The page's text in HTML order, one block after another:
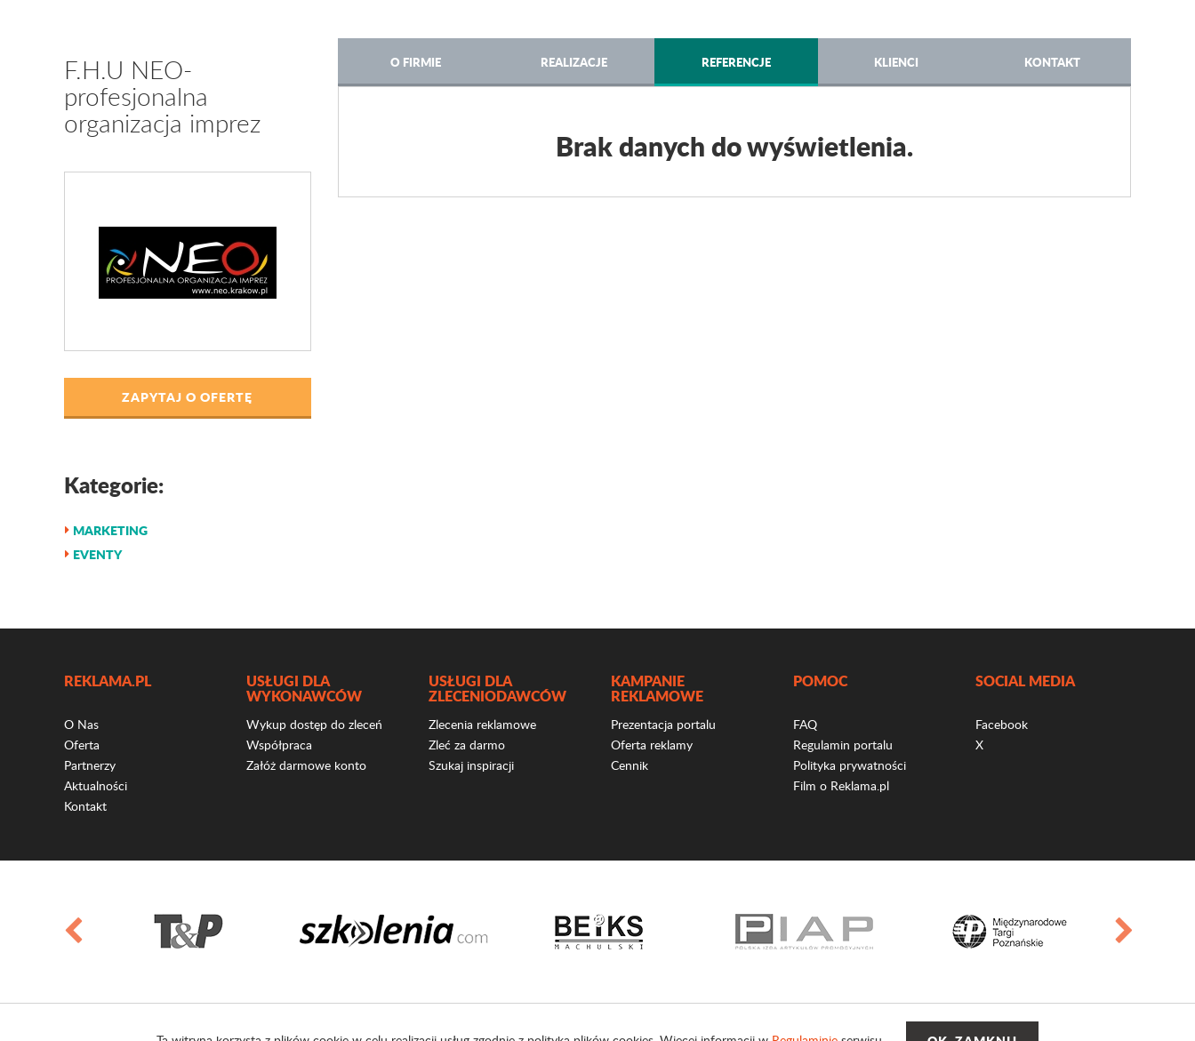
F.H.U NEO-
profesjonalna
organizacja imprez
ZAPYTAJ O OFERTĘ
Kategorie:
MARKETING
EVENTY
O FIRMIE REALIZACJE REFERENCJE KLIENCI KONTAKT
Brak danych do wyświetlenia.
REKLAMA.PL
O Nas
Oferta
Partnerzy
Aktualności
Kontakt
USŁUGI DLA
WYKONAWCÓW
Wykup dostęp do zleceń
Współpraca
Załóż darmowe konto
USŁUGI DLA
ZLECENIODAWCÓW
Zlecenia reklamowe
Zleć za darmo
Szukaj inspiracji
KAMPANIE
REKLAMOWE
Prezentacja portalu
Oferta reklamy
Cennik
POMOC
FAQ
Regulamin portalu
Polityka prywatności
Film o Reklama.pl
SOCIAL MEDIA
Facebook
X